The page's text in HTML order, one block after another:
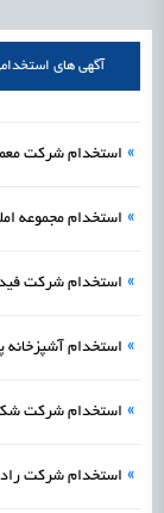
علمی
1405/05/19 اشتغال و کارآفرینی
آگهی های
» استخدام شرکت
» استخدام مجموعه
» استخدام شرکت
» استخدام آشپزخانه
» استخدام شرکت
» استخدام شرکت